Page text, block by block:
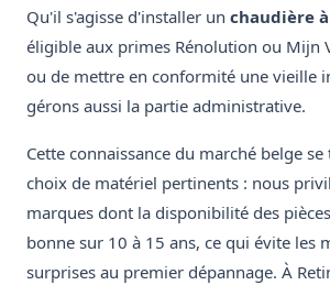
Qu'il s'agisse d'installer un chaudière
éligible aux primes Rénolution ou Mijn
ou de mettre en conformité une vieille
gérons aussi la partie administrative.
Cette connaissance du marché belge
choix de matériel pertinents : nous
marques dont la disponibilité des
bonne sur 10 à 15 ans, ce qui évite les
surprises au premier dépannage. À